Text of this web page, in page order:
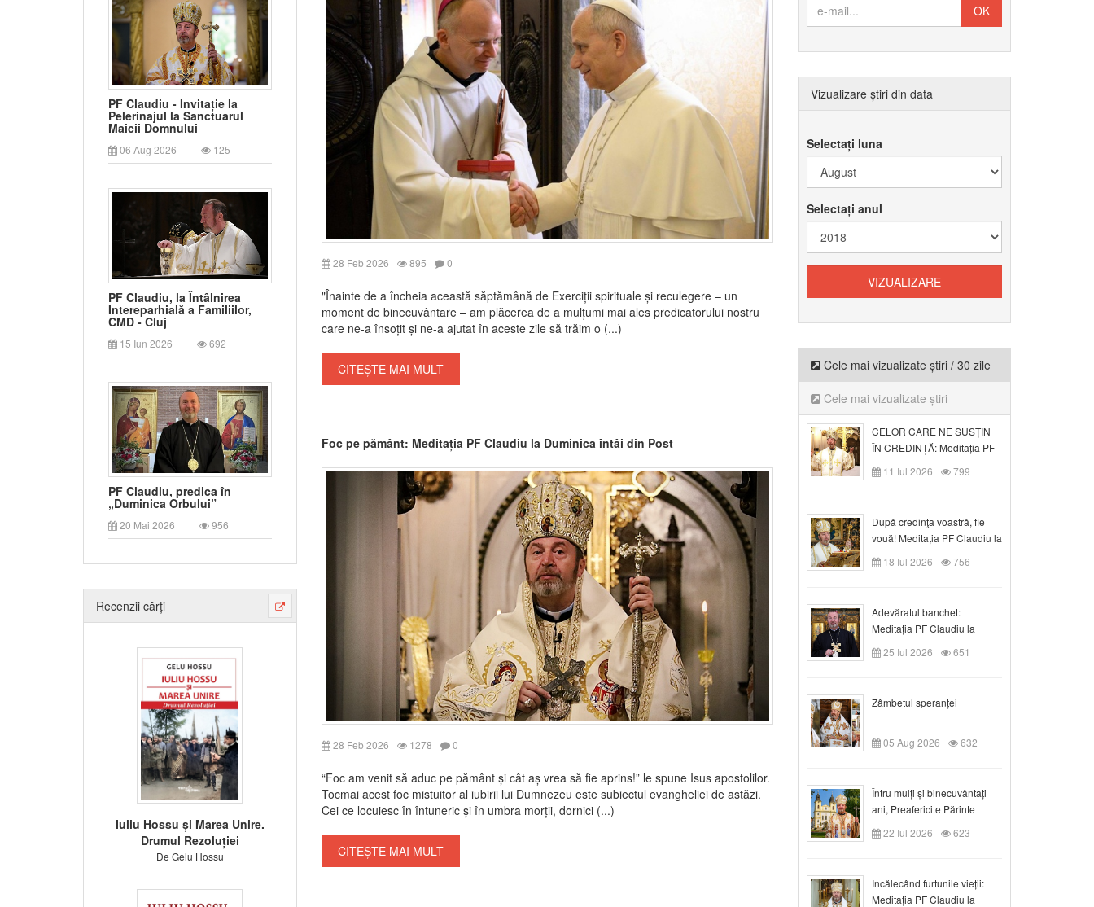
PF Claudiu - Invitație la
Pelerinajul la Sanctuarul
Maicii Domnului
06 Aug 2026 125
PF Claudiu, la Întâlnirea
Intereparhială a Familiilor,
CMD - Cluj
15 Iun 2026 692
PF Claudiu, predica în
„Duminica Orbului”
20 Mai 2026 956
Recenzii cărți
Iuliu Hossu și Marea Unire.
Drumul Rezoluției
De Gelu Hossu
28 Feb 2026 895 0
"Înainte de a încheia această săptămână de Exerciții spirituale și reculegere – un
moment de binecuvântare – am plăcerea de a mulțumi mai ales predicatorului nostru
care ne-a însoțit și ne-a ajutat în aceste zile să trăim o (...)
CITEȘTE MAI MULT
Foc pe pământ: Meditația PF Claudiu la Duminica întâi din Post
28 Feb 2026 1278 0
“Foc am venit să aduc pe pământ și cât aș vrea să fie aprins!” le spune Isus apostolilor.
Tocmai acest foc mistuitor al iubirii lui Dumnezeu este subiectul evangheliei de astăzi.
Cei ce locuiesc în întuneric și în umbra morții, dornici (...)
CITEȘTE MAI MULT
Vizualizare știri din data
Selectați luna
Selectați anul
Cele mai vizualizate știri / 30 zile
Cele mai vizualizate știri
CELOR CARE NE SUSȚIN
ÎN CREDINȚĂ: Meditația PF
Claudiu la Duminica a VI-a
după Rusalii
11 Iul 2026 799
După credinţa voastră, fie
vouă! Meditația PF Claudiu la
duminica a VII-a după Rusalii
18 Iul 2026 756
Adevăratul banchet:
Meditația PF Claudiu la
Duminica a VIII-a după
Rusalii
25 Iul 2026 651
Zâmbetul speranței
05 Aug 2026 632
Întru mulți și binecuvântați
ani, Preafericite Părinte
Claudiu!
22 Iul 2026 623
Încălecând furtunile vieții:
Meditația PF Claudiu la